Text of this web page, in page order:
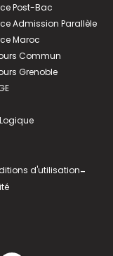
Post-Bac
Admission Parallèle
Maroc
Commun
Grenoble
d'utilisation-